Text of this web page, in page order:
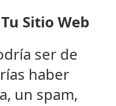
Sitio Web
ser de
haber
un spam,